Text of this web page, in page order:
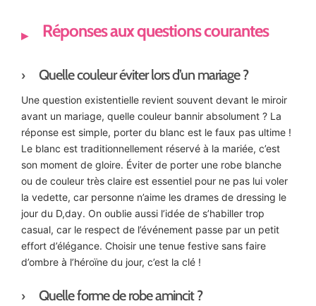
Réponses aux questions courantes
Quelle couleur éviter lors d’un mariage ?
Une question existentielle revient souvent devant le miroir
avant un mariage, quelle couleur bannir absolument ? La
réponse est simple, porter du blanc est le faux pas ultime !
Le blanc est traditionnellement réservé à la mariée, c’est
son moment de gloire. Éviter de porter une robe blanche
ou de couleur très claire est essentiel pour ne pas lui voler
la vedette, car personne n’aime les drames de dressing le
jour du D,day. On oublie aussi l’idée de s’habiller trop
casual, car le respect de l’événement passe par un petit
effort d’élégance. Choisir une tenue festive sans faire
d’ombre à l’héroïne du jour, c’est la clé !
Quelle forme de robe amincit ?